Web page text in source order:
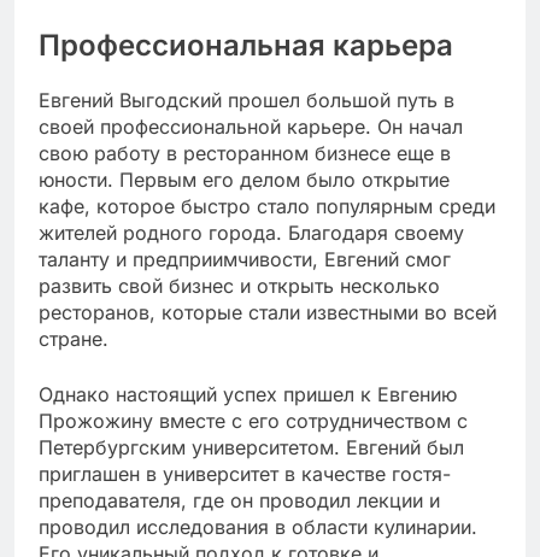
Профессиональная карьера
Евгений Выгодский прошел большой путь в
своей профессиональной карьере. Он начал
свою работу в ресторанном бизнесе еще в
юности. Первым его делом было открытие
кафе, которое быстро стало популярным среди
жителей родного города. Благодаря своему
таланту и предприимчивости, Евгений смог
развить свой бизнес и открыть несколько
ресторанов, которые стали известными во всей
стране.
Однако настоящий успех пришел к Евгению
Прожожину вместе с его сотрудничеством с
Петербургским университетом. Евгений был
приглашен в университет в качестве гостя-
преподавателя, где он проводил лекции и
проводил исследования в области кулинарии.